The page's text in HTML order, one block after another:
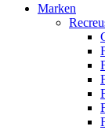
Marken